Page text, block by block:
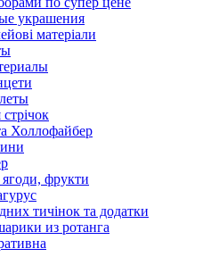
украшения
матеріали
Холлофайбер
фрукти
тичінок та додатки
из ротанга